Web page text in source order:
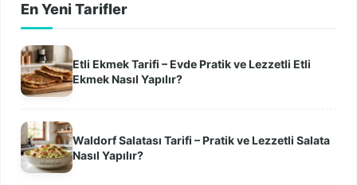
En Yeni Tarifler
Etli Ekmek Tarifi – Evde Pratik ve Lezzetli Etli
Ekmek Nasıl Yapılır?
Waldorf Salatası Tarifi – Pratik ve Lezzetli Salata
Nasıl Yapılır?